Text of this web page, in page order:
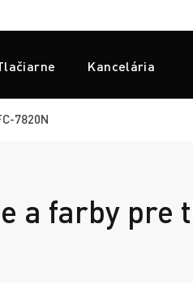
Kancelária
7820N
a farby